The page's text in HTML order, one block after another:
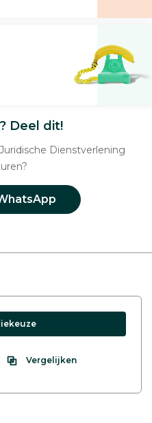
Deel dit!
Dienstverlening
Vergelijken